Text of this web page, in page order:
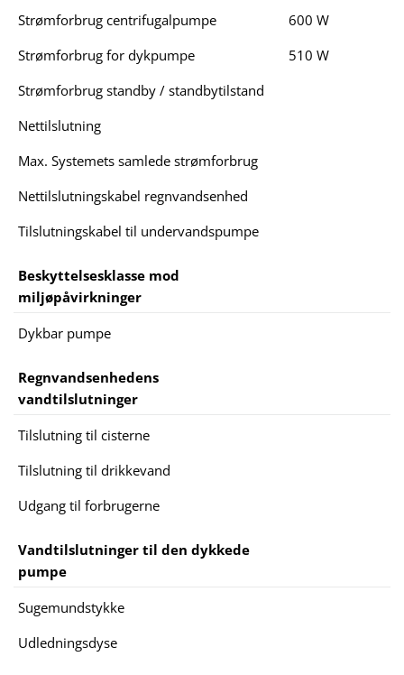
Strømforbrug centrifugalpumpe
600 W
Strømforbrug for dykpumpe
510 W
Strømforbrug standby / standbytilstand
Nettilslutning
Max. Systemets samlede strømforbrug
Nettilslutningskabel regnvandsenhed
Tilslutningskabel til undervandspumpe
Beskyttelsesklasse mod
miljøpåvirkninger
Dykbar pumpe
Regnvandsenhedens
vandtilslutninger
Tilslutning til cisterne
Tilslutning til drikkevand
Udgang til forbrugerne
Vandtilslutninger til den dykkede
pumpe
Sugemundstykke
Udledningsdyse